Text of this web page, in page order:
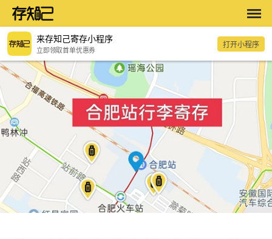
来存知己寄存小程序
立即领取首单优惠券
打开小程序